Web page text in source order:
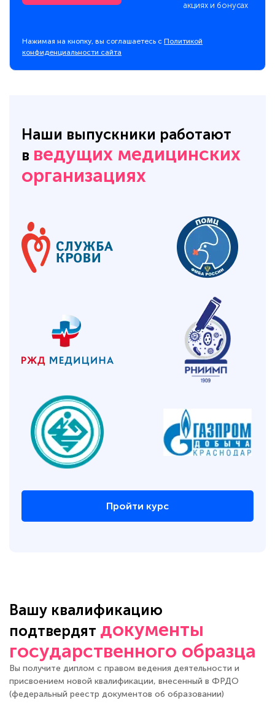
акциях и бонусах
Нажимая на кнопку, вы соглашаетесь сПолитикой
конфиденциальности сайта
Наши выпускники работают
в ведущих медицинских
организациях
Пройти курс
Вашу квалификацию
подтвердят документы
государственного образца
Вы получите диплом с правом ведения деятельности и
присвоением новой квалификации, внесенный в ФРДО
(федеральный реестр документов об образовании)